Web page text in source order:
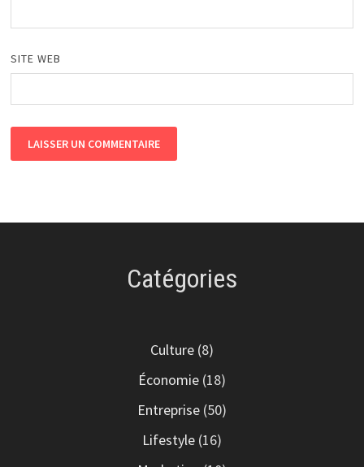
SITE WEB
Catégories
Culture (8)
Économie (18)
Entreprise (50)
Lifestyle (16)